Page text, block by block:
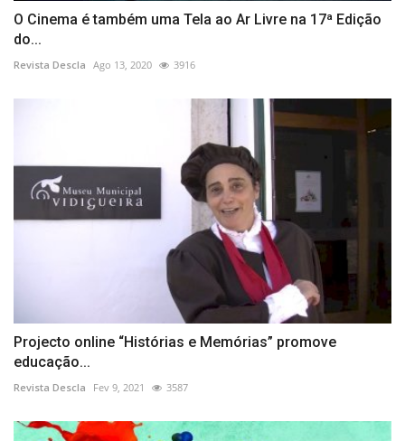
O Cinema é também uma Tela ao Ar Livre na 17ª Edição
do...
Revista Descla Ago 13, 2020 3916
Projecto online “Histórias e Memórias” promove
educação...
Revista Descla Fev 9, 2021 3587